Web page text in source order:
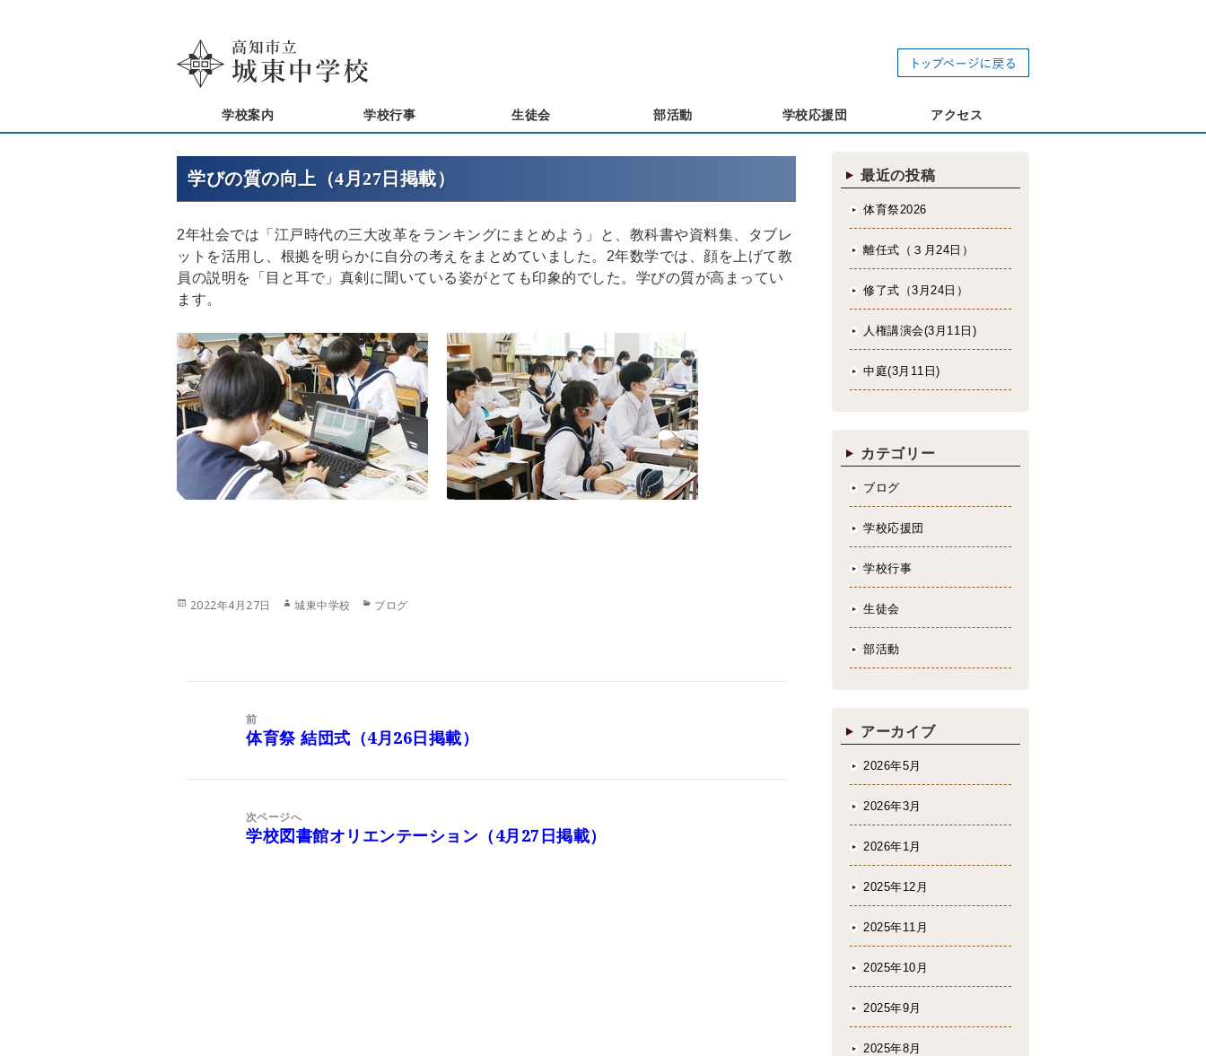
学校案内 学校行事 生徒会 部活動 学校応援団 アクセス
学びの質の向上（4月27日掲載）
2年社会では「江戸時代の三大改革をランキングにまとめよう」と、教科書や資料集、タブレ
ットを活用し、根拠を明らかに自分の考えをまとめていました。2年数学では、顔を上げて教
員の説明を「目と耳で」真剣に聞いている姿がとても印象的でした。学びの質が高まってい
ます。
投
2022年4月27日
作
城東中学校
カ
ブログ
前
前
体育祭 結団式（4月26日掲載）
次ページへ
次
学校図書館オリエンテーション（4月27日掲載）
最近の投稿
体育祭2026
離任式（３月24日）
修了式（3月24日）
人権講演会(3月11日)
中庭(3月11日)
カテゴリー
ブログ
学校応援団
学校行事
生徒会
部活動
アーカイブ
2026年5月
2026年3月
2026年1月
2025年12月
2025年11月
2025年10月
2025年9月
2025年8月